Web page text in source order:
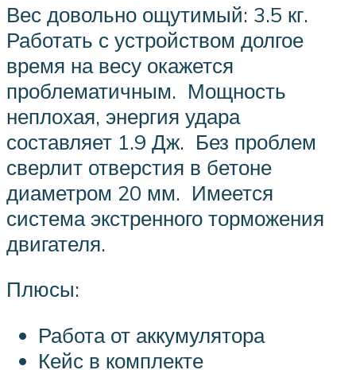
Вес довольно ощутимый: 3.5 кг.
Работать с устройством долгое
время на весу окажется
проблематичным. Мощность
неплохая, энергия удара
составляет 1.9 Дж. Без проблем
сверлит отверстия в бетоне
диаметром 20 мм. Имеется
система экстренного торможения
двигателя.
Плюсы:
Работа от аккумулятора
Кейс в комплекте